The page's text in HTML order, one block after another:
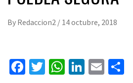
By Redaccion2 / 14 octubre, 2018
Facebook
Twitter
WhatsApp
LinkedIn
Email